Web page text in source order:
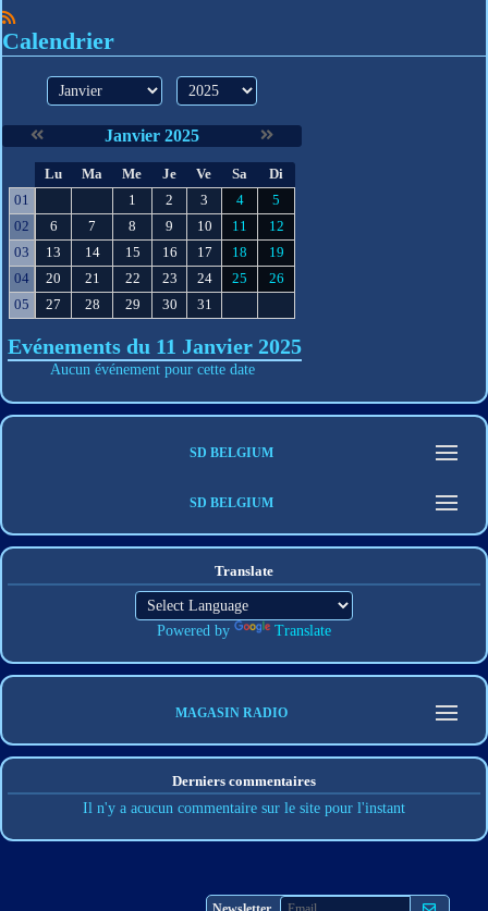
SD BELGIUM
SD BELGIUM
Calendrier
mois année
Janvier 2025
e
Lu Ma Me Je Ve Sa
Di
01
1 2 3 4
5
02
6 7 8 9 10 11
12
03
13 14 15 16 17 18
19
04
20 21 22 23 24 25
26
05
27 28 29 30 31
Evénements du 11 Janvier 2025
Aucun événement pour cette date
Translate
Powered by Translate
MAGASIN RADIO
Derniers commentaires
Il n'y a acucun commentaire sur le site pour l'instant